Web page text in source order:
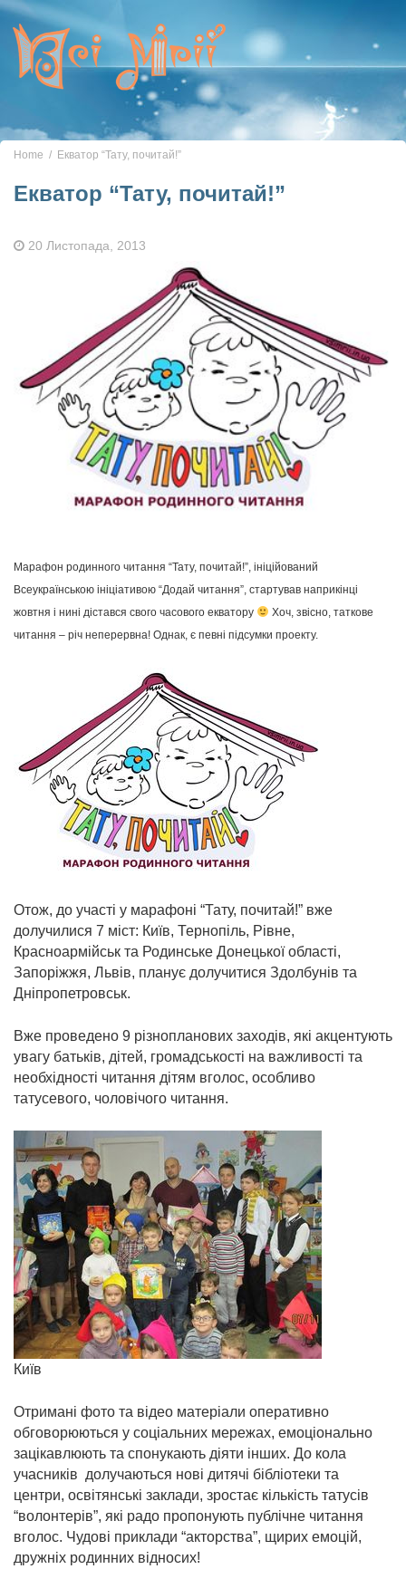
navigation
Home Екватор “Тату, почитай!”
Екватор “Тату, почитай!”
20 Листопада, 2013
Марафон родинного читання “Тату, почитай!”, ініційований
Всеукраїнською ініціативою “Додай читання”, стартував наприкінці
жовтня і нині дістався свого часового екватору
Хоч, звісно, таткове
читання – річ неперервна! Однак, є певні підсумки проекту.
Отож, до участі у марафоні “Тату, почитай!” вже
долучилися 7 міст: Київ, Тернопіль, Рівне,
Красноармійськ та Родинське Донецької області,
Запоріжжя, Львів, планує долучитися Здолбунів та
Дніпропетровськ.
Вже проведено 9 різнопланових заходів, які акцентують
увагу батьків, дітей, громадськості на важливості та
необхідності читання дітям вголос, особливо
татусевого, чоловічого читання.
Київ
Отримані фото та відео матеріали оперативно
обговорюються у соціальних мережах, емоціонально
зацікавлюють та спонукають діяти інших. До кола
учасників долучаються нові дитячі бібліотеки та
центри, освітянські заклади, зростає кількість татусів
“волонтерів”, які радо пропонують публічне читання
вголос. Чудові приклади “акторства”, щирих емоцій,
дружніх родинних відносих!